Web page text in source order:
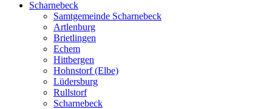
Scharnebeck
Samtgemeinde Scharnebeck
Artlenburg
Brietlingen
Echem
Hittbergen
Hohnstorf (Elbe)
Lüdersburg
Rullstorf
Scharnebeck